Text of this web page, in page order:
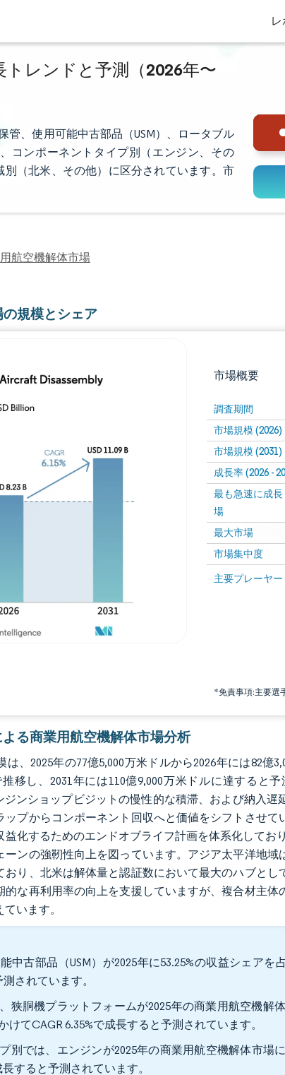
レ
レンドと予測（2026年〜
、使用可能中古部品（USM）、ロータブル
コンポーネントタイプ別（エンジン、その
（北米、その他）に区分されています。市
航空機解体市場
規模とシェア
市場概要
調査期間
市場規模 (2026)
市場規模 (2031)
成長率 (2026 -
最も急速に成
場
最大市場
市場集中度
主要プレーヤー
*免責事項:主要選
画像 © Mordor
画像 © Mordor Intelligence。再利用にはCC BY 4.0の表示が必要です
る商業用航空機解体市場分析
、2025年の77億5,000万米ドルから2026年には82億
推移し、2031年には110億9,000万米ドルに達すると
ジンショップビジットの慢性的な積滞、および納入
ップからコンポーネント回収へと価値をシフトさせ
化するためのエンドオブライフ計画を体系化してお
ーンの強靭性向上を図っています。アジア太平洋地
おり、北米は解体量と認証数において最大のハブと
的な再利用率の向上を支援していますが、複合材主
います。
中古部品（USM）が2025年に53.25%の収益シェアを
されています。
狭胴機プラットフォームが2025年の商業用航空機解
けてCAGR 6.35%で成長すると予測されています。
別では、エンジンが2025年の商業用航空機解体市場
すると予測されています。